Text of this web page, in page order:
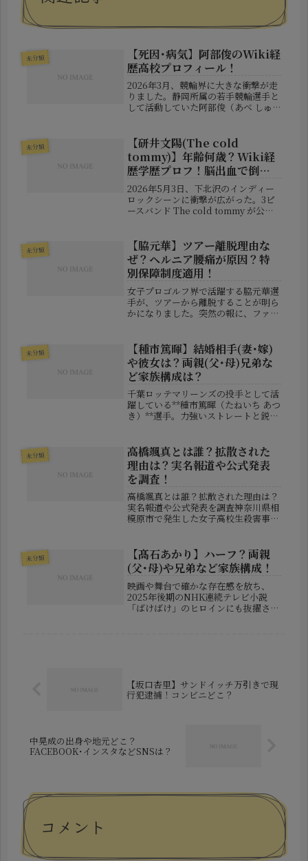
未分類
【死因･病気】阿部俊のWiki経
歴高校プロフィール！
2026年3月、競輪界に大きな衝撃が走
りました。静岡所属の若手競輪選手と
して活動していた阿部俊（あべ しゅ
す。将来を有望視されていた若手選手
の突然の訃報に、ファンや関係者...
未分類
【研井文陽(The cold
tommy)】年齢何歳？Wiki経
歴学歴プロフ！脳出血で倒れ
る！
2026年5月3日、下北沢のインディー
ロックシーンに衝撃が広がった。3ピ
ースバンド The cold tommy が公式
倒れたことを発表した。突然の知らせ
にファンの...
未分類
【脇元華】ツアー離脱理由な
ぜ？ヘルニア腰痛が原因？特
別保障制度適用！
女子プロゴルフ界で活躍する脇元華選
手が、ツアーから離脱することが明ら
かになりました。突然の報に、ファン
いるのは「腰の状態」。さらに、昨年
末には椎間板ヘルニアの手術を受けて
い...
未分類
【種市篤暉】結婚相手(妻･嫁)
や彼女は？両親(父･母)兄弟な
ど家族構成は？
千葉ロッテマリーンズの投手として活
躍している**種市篤暉（たねいち あつ
き）**選手。力強いストレートと鋭い
ャパンにも選出されるなど、日本球界
でも存在感を高めている若手投手...
未分類
高橋颯真とは誰？拡散された
理由は？実名報道や公式発表
を調査！
高橋颯真とは誰？拡散された理由は？
実名報道や公式発表を調査神奈川県相
模原市で発生した女子高校生殺害事件
し、現時点で警察や検察、大手報道機
関がこの名前を公式に発表した事実は
確...
未分類
【髙石あかり】ハーフ？両親
(父･母)や兄弟など家族構成！
映画や舞台で確かな存在感を放ち、
2025年後期のNHK連続テレビ小説
「ばけばけ」のヒロインにも抜擢され
【坂口杏里】サンドイッチ万引きで現
行犯逮捕！コンビニどこ？
中晃成の出身や地元どこ？
FACEBOOK･インスタなどSNSは？
コメント